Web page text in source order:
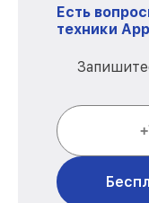
Есть
техники